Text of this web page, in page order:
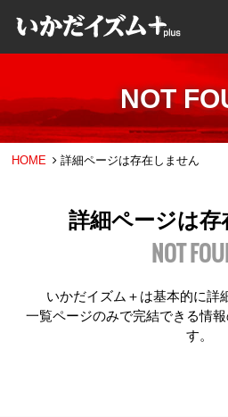
NOT
HOME 詳細ページは存在しません
詳細ページは存
NOT
いかだイズム＋は基本的に詳
一覧ページのみで完結できる情
す。